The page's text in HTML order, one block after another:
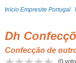
Início Empresite Portugal
Dh
Confecção de
(0